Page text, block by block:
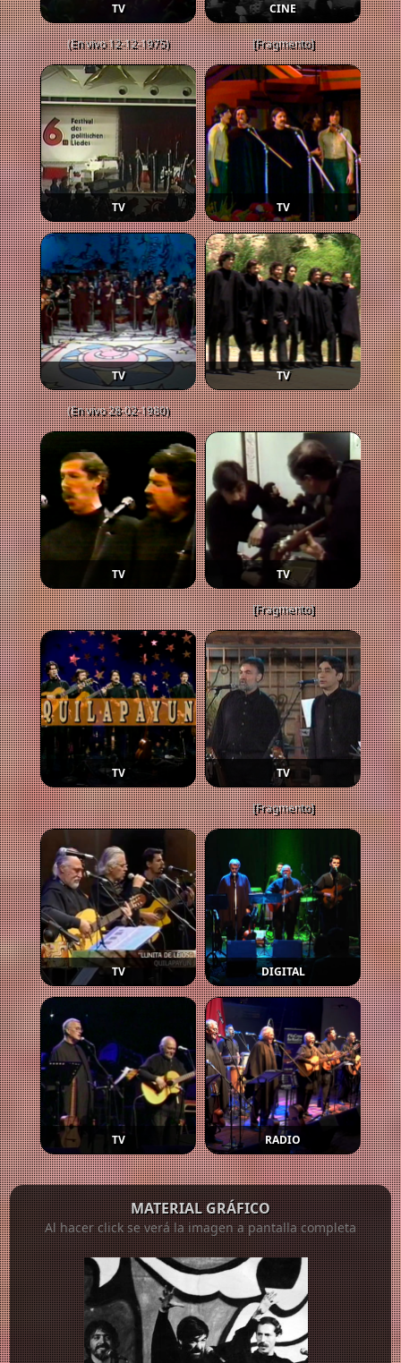
TV
(En vivo 12-12-1975)
CINE
[Fragmento]
TV TV
TV
(En vivo 28-02-1980)
TV
TV TV
[Fragmento]
TV TV
[Fragmento]
TV DIGITAL
TV RADIO
MATERIAL GRÁFICO
Al hacer click se verá la imagen a pantalla completa